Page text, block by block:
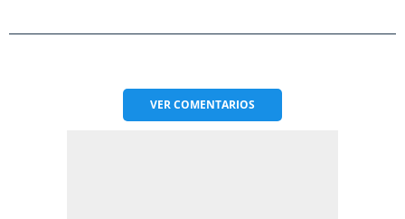
VERCOMENTARIOS